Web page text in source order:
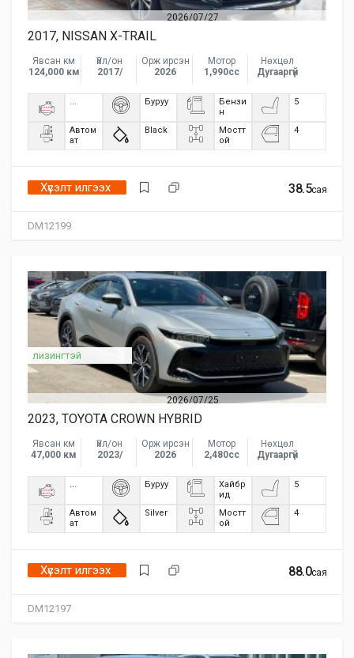
2026/07/27
DM12199
2017, NISSAN X-TRAIL
Явсан км
124,000 км
Үйл/он
2017/
Орж ирсэн
2026
Мотор
1,990сс
Нөхцөл
Дугааргүй
... Буруу
Бензи
н
5
Автом
ат
Black
Мостт
ой
4
38.5сая
Хүсэлт илгээх
2026/07/25
DM12197
лизингтэй
2023, TOYOTA CROWN HYBRID
Явсан км
47,000 км
Үйл/он
2023/
Орж ирсэн
2026
Мотор
2,480сс
Нөхцөл
Дугааргүй
... Буруу
Хайбр
ид
5
Автом
ат
Silver
Мостт
ой
4
88.0сая
Хүсэлт илгээх